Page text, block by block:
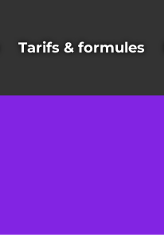
Tarifs & formules